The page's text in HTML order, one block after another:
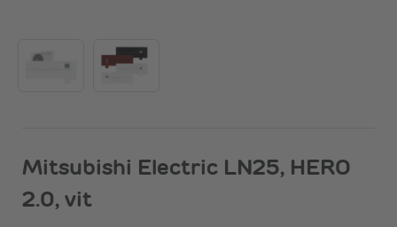
Mitsubishi Electric LN25, HERO
2.0, vit